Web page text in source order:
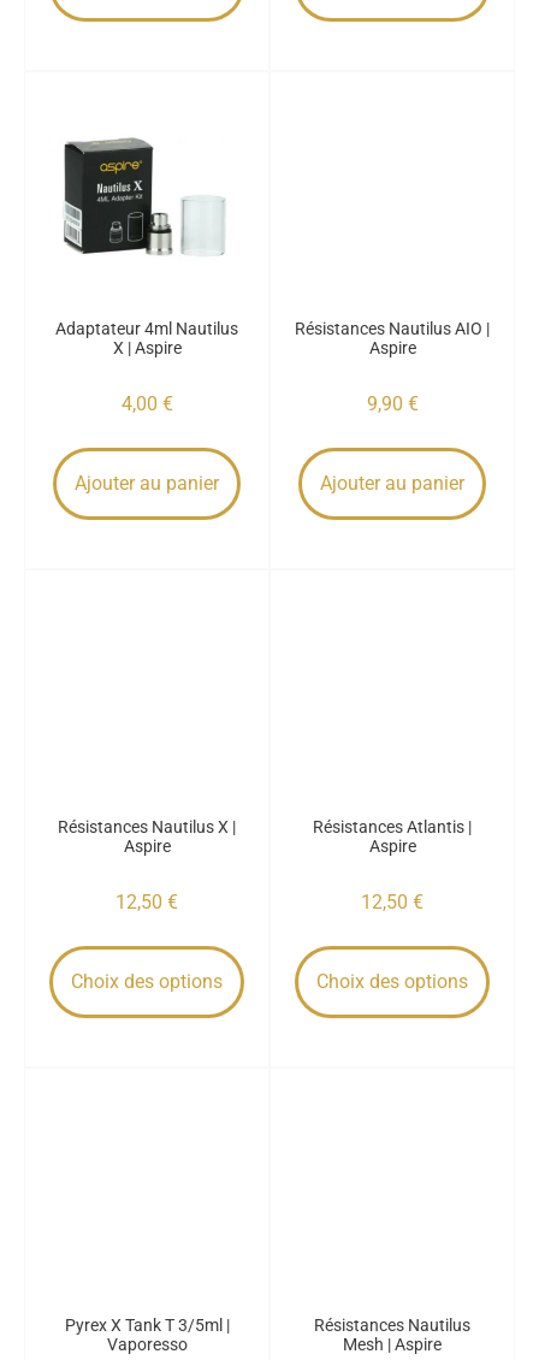
Adaptateur 4ml Nautilus
X | Aspire
4,00 €
Ajouter au panier
Résistances Nautilus AIO |
Aspire
9,90 €
Ajouter au panier
Résistances Nautilus X |
Aspire
12,50 €
Choix des options
Résistances Atlantis |
Aspire
12,50 €
Choix des options
Pyrex X Tank T 3/5ml |
Vaporesso
Résistances Nautilus
Mesh | Aspire